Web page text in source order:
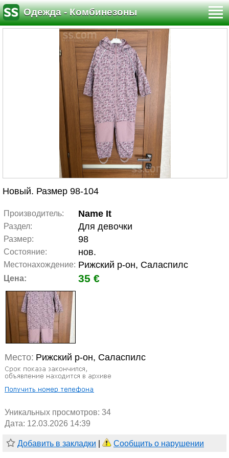
Одежда - Комбинезоны
Новый. Размер 98-104
Производитель: Name It
Раздел: Для девочки
Размер: 98
Состояние: нов.
Местонахождение: Рижский р-он, Саласпилс
Цена: 35 €
Место: Рижский р-он, Саласпилс
Уникальных просмотров: 34
Дата: 12.03.2026 14:39
Добавить в закладки Сообщить о нарушении